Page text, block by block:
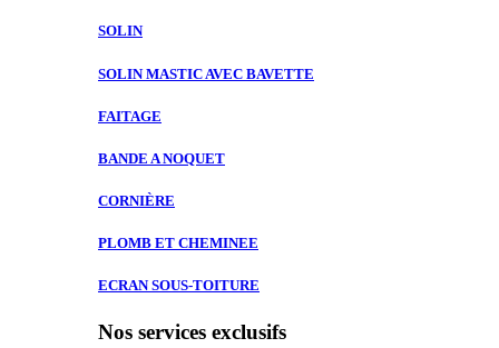
SOLIN
SOLIN MASTIC AVEC BAVETTE
FAITAGE
BANDE ANOQUET
CORNIÈRE
PLOMB ET CHEMINEE
ECRAN SOUS-TOITURE
Nos services exclusifs